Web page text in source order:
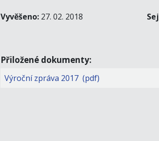
Vyvěšeno: 27. 02. 2018
Přiložené dokumenty:
Výroční zpráva 2017 (pdf)